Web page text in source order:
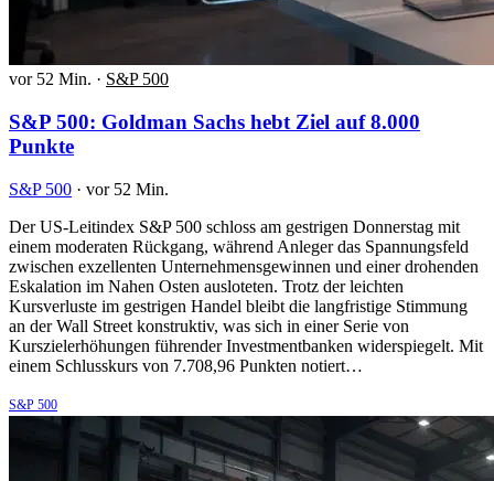
vor 52 Min. · S&P 500
S&P 500: Goldman Sachs hebt Ziel auf 8.000
Punkte
S&P 500 · vor 52 Min.
Der US-Leitindex S&P 500 schloss am gestrigen Donnerstag mit
einem moderaten Rückgang, während Anleger das Spannungsfeld
zwischen exzellenten Unternehmensgewinnen und einer drohenden
Eskalation im Nahen Osten ausloteten. Trotz der leichten
Kursverluste im gestrigen Handel bleibt die langfristige Stimmung
an der Wall Street konstruktiv, was sich in einer Serie von
Kurszielerhöhungen führender Investmentbanken widerspiegelt. Mit
einem Schlusskurs von 7.708,96 Punkten notiert…
S&P 500